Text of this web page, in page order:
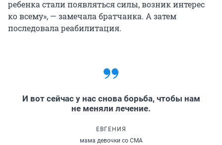
ребенка стали появляться силы, возник интерес
ко всему», — замечала братчанка. А затем
последовала реабилитация.
И вот сейчас у нас снова борьба, чтобы нам
не меняли лечение.
ЕВГЕНИЯ
мама девочки со СМА